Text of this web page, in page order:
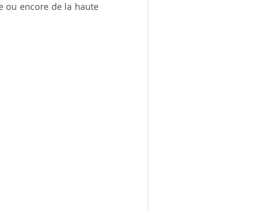
ou encore de la haute